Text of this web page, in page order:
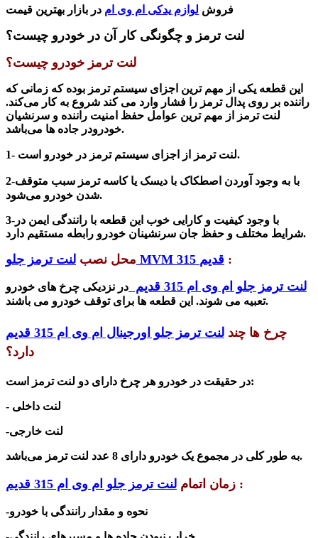
فروش لوازم یدکی ام وی ام در بازار بهترین قیمت
لنت ترمز و چگونگی کار آن در خودرو چیست؟
لنت ترمز خودرو چیست؟
این قطعه یکی از مهم ترین اجزای سیستم ترمز بوده که زمانی که
راننده بر روی پدال ترمز را فشار وارد می کند شروع به کار می‌کند.
لنت ترمز از مهم ترین عوامل حفظ امنیت راننده و سرنشیان
خودرودر جاده ها می‌باشد.
1- لنت ترمز از اجزای سیستم ترمز در خودرو است.
2-با به وجود آوردن اصطکاک با دیسک یا کاسه ترمز سبب متوقف
شدن خودرو می‌شود.
3- با وجود کیفیت و کارایی خوب این قطعه با رانندگی ایمن در
شرایط مختلف و حفظ جان سرنشینان خودرو رابطه مستقیم دارد.
محل نصب لنت ترمز جلو MVM 315 قدیم :
لنت ترمز جلو ام وی ام 315 قدیم
در نزدیکی چرخ های خودرو
تعبیه می شوند. این قطعه ها برای توقف خودرو می باشند.
چرخ ها چند لنت ترمز جلو اورجینال ام وی ام 315 قدیم
دارد؟
در حقیقت در خودرو هر چرخ دارای دو لنت ترمز است:
- لنت داخلی
-لنت خارجی
به طور کلی در مجموع یک خودرو دارای 8 عدد لنت ترمز می‌باشد.
زمان اتمام لنت ترمز جلو ام وی ام 315 قدیم :
-نحوه و مقدار رانندگی با خودرو